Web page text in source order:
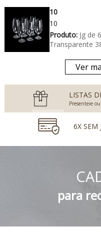
10
10
Produto:Jg de
Transparente
Ver
LISTAS
Presenteie
6X SEM
FRETE
para